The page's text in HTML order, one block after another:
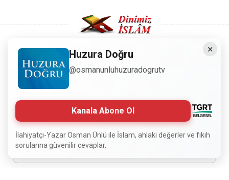
Copyright © 2008 - Dinimiz İslam. Her Hakkı Saklıdır.
Sitemizdeki bilgiler, bütün insanların istifadesi için
hazırlanmıştır. Orijinaline sadık kalmak şartıyla, izin
almaya gerek kalmadan, herkes istediği gibi alıp istifade
edebilir.
Normal Siteyi Göster
×
Huzura Doğru
@osmanunluhuzuradogrutv
Kanala Abone Ol
İlahiyatçı-Yazar Osman Ünlü ile İslam, ahlaki değerler ve fıkıh
sorularına güvenilir cevaplar.